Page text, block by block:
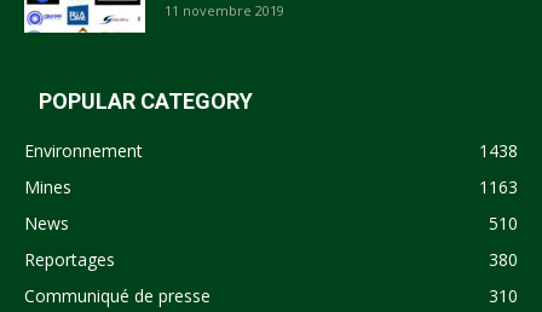
11 novembre 2019
POPULAR CATEGORY
Environnement
1438
Mines
1163
News
510
Reportages
380
Communiqué de presse
310